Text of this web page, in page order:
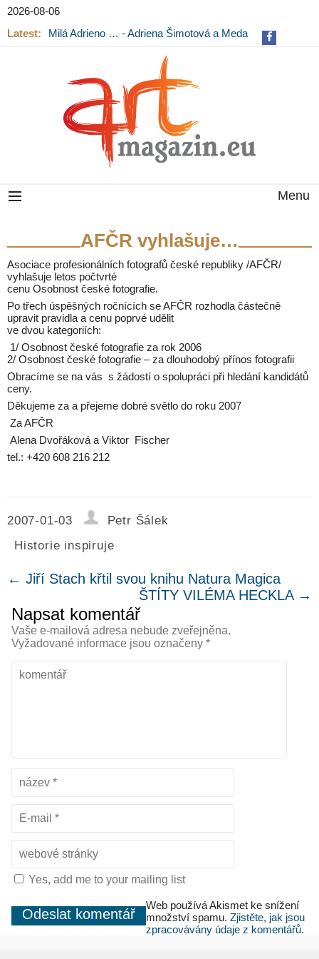
2026-08-06
Latest:
Milá Adrieno … - Adriena Šimotová a Meda
Menu
AFČR vyhlašuje…
Asociace profesionálních fotografů české republiky /AFČR/
vyhlašuje letos počtvrté
cenu Osobnost české fotografie.
Po třech úspěšných ročnících se AFČR rozhodla částečně
upravit pravidla a cenu poprvé udělit
ve dvou kategoriích:
1/ Osobnost české fotografie za rok 2006
2/ Osobnost české fotografie – za dlouhodobý přínos fotografii
Obracíme se na vás s žádostí o spolupráci při hledání kandidátů
ceny.
Děkujeme za a přejeme dobré světlo do roku 2007
Za AFČR
Alena Dvořáková a Viktor Fischer
tel.: +420 608 216 212
2007-01-03
Petr Šálek
Historie inspiruje
← Jiří Stach křtil svou knihu Natura Magica
ŠTÍTY VILÉMA HECKLA →
Napsat komentář
Vaše e-mailová adresa nebude zveřejněna.
Vyžadované informace jsou označeny *
Yes, add me to your mailing list
Web používá Akismet ke snížení
množství spamu. Zjistěte, jak jsou
zpracovávány údaje z komentářů.